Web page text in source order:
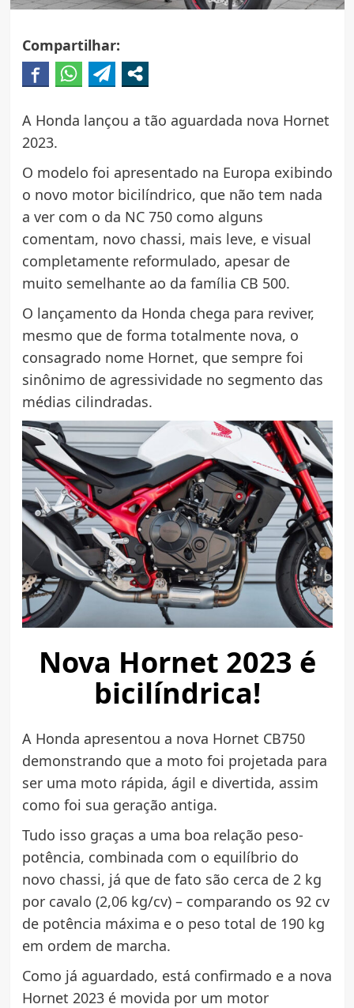
Compartilhar:
A Honda lançou a tão aguardada nova Hornet
2023.
O modelo foi apresentado na Europa exibindo
o novo motor bicilíndrico, que não tem nada
a ver com o da NC 750 como alguns
comentam, novo chassi, mais leve, e visual
completamente reformulado, apesar de
muito semelhante ao da família CB 500.
O lançamento da Honda chega para reviver,
mesmo que de forma totalmente nova, o
consagrado nome Hornet, que sempre foi
sinônimo de agressividade no segmento das
médias cilindradas.
Nova Hornet 2023 é
bicilíndrica!
A Honda apresentou a nova Hornet CB750
demonstrando que a moto foi projetada para
ser uma moto rápida, ágil e divertida, assim
como foi sua geração antiga.
Tudo isso graças a uma boa relação peso-
potência, combinada com o equilíbrio do
novo chassi, já que de fato são cerca de 2 kg
por cavalo (2,06 kg/cv) – comparando os 92 cv
de potência máxima e o peso total de 190 kg
em ordem de marcha.
Como já aguardado, está confirmado e a nova
Hornet 2023 é movida por um motor